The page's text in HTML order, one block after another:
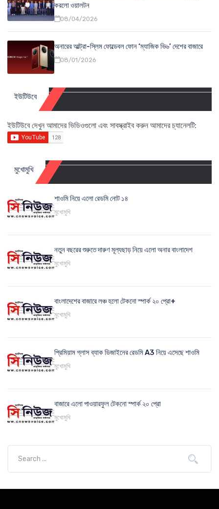
করলো ওয়ালটন
08/04/2026
অনারের আল্ট্রা-স্লিম ফোল্ডেবল ফোন ‘ম্যাজিক ভি৬’ দেশের বাজারে
08/01/2026
ইউটিউবে
ইউটিউবে দেখুন আমাদের ভিডিওগুলো এবং সাবস্ক্রাইব করুন আমাদের চ্যানেলটি:
মুখোমুখি
শাওমি নিয়ে এলো রেডমি নোট ১৪
মুখোমুখি
নতুন বছরের শুরুতে দারুণ মূল্যছাড় নিয়ে এলো অনার বাংলাদেশ
মুখোমুখি
বাংলাদেশের বাজারে লঞ্চ হলো টেকনো স্পার্ক ২০ প্রো+
মুখোমুখি
প্রিমিয়াম গ্লাস ব্যাক ডিজাইনের রেডমি A3 নিয়ে এসেছে শাওমি
মুখোমুখি
বাজারে এলো পাওয়ারফুল টেকনো স্পার্ক ২০ প্রো
মুখোমুখি